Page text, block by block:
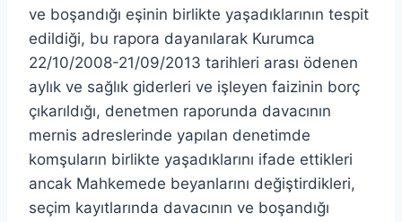
ve boşandığı eşinin birlikte yaşadıklarının tespit
edildiği, bu rapora dayanılarak Kurumca
22/10/2008-21/09/2013 tarihleri arası ödenen
aylık ve sağlık giderleri ve işleyen faizinin borç
çıkarıldığı, denetmen raporunda davacının
mernis adreslerinde yapılan denetimde
komşuların birlikte yaşadıklarını ifade ettikleri
ancak Mahkemede beyanlarını değiştirdikleri,
seçim kayıtlarında davacının ve boşandığı